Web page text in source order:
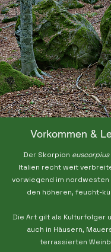
Vorkommen &
Der Skorpion euscorpius
Italien recht weit
vorwiegend im nordwesten
den höheren, feucht-
Die Art gilt als Kulturfolger
auch in Häusern,
terrassierten